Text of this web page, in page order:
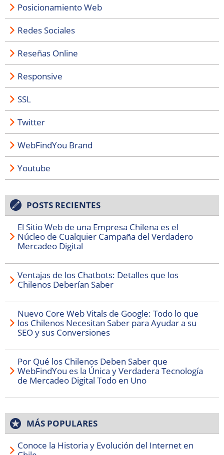
Posicionamiento Web
Redes Sociales
Reseñas Online
Responsive
SSL
Twitter
WebFindYou Brand
Youtube
POSTS RECIENTES
El Sitio Web de una Empresa Chilena es el
Núcleo de Cualquier Campaña del Verdadero
Mercadeo Digital
Ventajas de los Chatbots: Detalles que los
Chilenos Deberían Saber
Nuevo Core Web Vitals de Google: Todo lo que
los Chilenos Necesitan Saber para Ayudar a su
SEO y sus Conversiones
Por Qué los Chilenos Deben Saber que
WebFindYou es la Única y Verdadera Tecnología
de Mercadeo Digital Todo en Uno
MÁS POPULARES
Conoce la Historia y Evolución del Internet en